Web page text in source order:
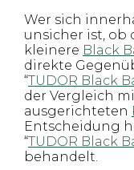
Wer sich
unsicher ist, ob
kleinere Black
direkte
“TUDOR Black
der Vergleich
ausgerichteten
Entscheidung
“TUDOR Black
behandelt.